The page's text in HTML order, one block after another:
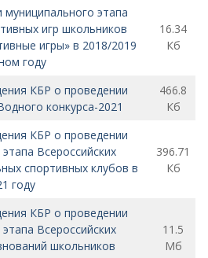
этапа
игр школьников
игры» в 2018/2019
году
16.34
Кб
КБР о проведении
конкурса-2021
466.8
Кб
КБР о проведении
Всероссийских
спортивных клубов в
году
396.71
Кб
КБР о проведении
Всероссийских
школьников
11.5
Мб